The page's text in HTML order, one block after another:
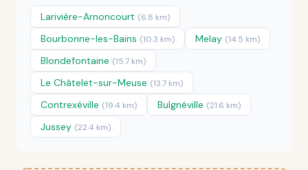
Larivière-Arnoncourt (6.8 km)
Bourbonne-les-Bains (10.3 km) Melay (14.5 km)
Blondefontaine (15.7 km)
Le Châtelet-sur-Meuse (13.7 km)
Contrexéville (19.4 km) Bulgnéville (21.6 km)
Jussey (22.4 km)